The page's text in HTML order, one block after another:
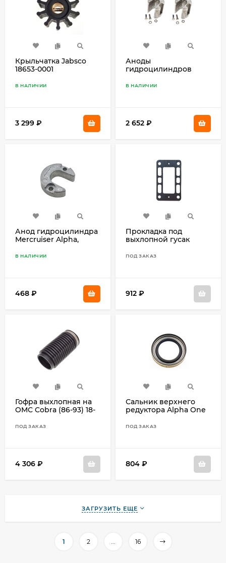
Крыльчатка Jabsco
18653-0001
В НАЛИЧИИ
3 299 ₽
Аноды
гидроцилиндров
крепежом,
В НАЛИЧИИ
2 652 ₽
Анод гидроцилиндра
Mercruiser Alpha,
В НАЛИЧИИ
468 ₽
Прокладка под
выхлопной гусак
ПОД ЗАКАЗ
912 ₽
Гофра выхлопная на
OMC Cobra (86-93) 18-
ПОД ЗАКАЗ
4 306 ₽
Сальник верхнего
редуктора Alpha One
ПОД ЗАКАЗ
804 ₽
ЗАГРУЗИТЬ ЕЩЕ
1 2 16